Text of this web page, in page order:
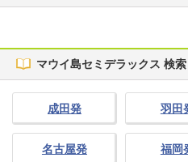
マウイ島セミデラックス 検索
成田発 羽田
名古屋発 福岡